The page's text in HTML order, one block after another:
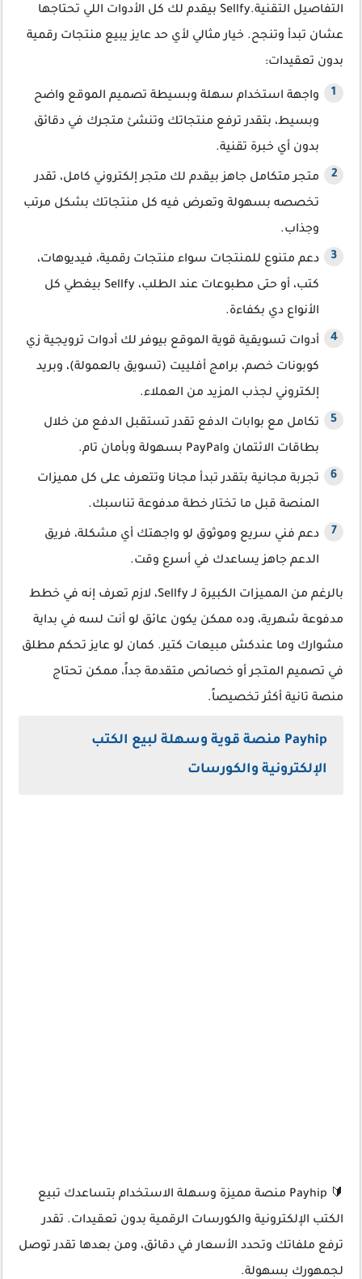
التفاصيل التقنية.Sellfy بيقدم لك كل الأدوات اللي تحتاجها
عشان تبدأ وتنجح. خيار مثالي لأي حد عايز يبيع منتجات رقمية
بدون تعقيدات:
واجهة استخدام سهلة وبسيطة تصميم الموقع واضح
وبسيط، بتقدر ترفع منتجاتك وتنشئ متجرك في دقائق
بدون أي خبرة تقنية.
متجر متكامل جاهز بيقدم لك متجر إلكتروني كامل، تقدر
تخصصه بسهولة وتعرض فيه كل منتجاتك بشكل مرتب
وجذاب.
دعم متنوع للمنتجات سواء منتجات رقمية، فيديوهات،
كتب، أو حتى مطبوعات عند الطلب، Sellfy بيغطي كل
الأنواع دي بكفاءة.
أدوات تسويقية قوية الموقع بيوفر لك أدوات ترويجية زي
كوبونات خصم، برامج أفلييت (تسويق بالعمولة)، وبريد
إلكتروني لجذب المزيد من العملاء.
تكامل مع بوابات الدفع تقدر تستقبل الدفع من خلال
بطاقات الائتمان وPayPal بسهولة وبأمان تام.
تجربة مجانية بتقدر تبدأ مجانا وتتعرف على كل مميزات
المنصة قبل ما تختار خطة مدفوعة تناسبك.
دعم فني سريع وموثوق لو واجهتك أي مشكلة، فريق
الدعم جاهز يساعدك في أسرع وقت.
بالرغم من المميزات الكبيرة لـ Sellfy، لازم تعرف إنه في خطط
مدفوعة شهرية، وده ممكن يكون عائق لو أنت لسه في بداية
مشوارك وما عندكش مبيعات كتير. كمان لو عايز تحكم مطلق
في تصميم المتجر أو خصائص متقدمة جداً، ممكن تحتاج
منصة تانية أكثر تخصيصاً.
Payhip منصة قوية وسهلة لبيع الكتب
الإلكترونية والكورسات
🔰 Payhip منصة مميزة وسهلة الاستخدام بتساعدك تبيع
الكتب الإلكترونية والكورسات الرقمية بدون تعقيدات. تقدر
ترفع ملفاتك وتحدد الأسعار في دقائق، ومن بعدها تقدر توصل
لجمهورك بسهولة.